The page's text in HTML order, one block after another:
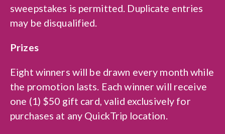
sweepstakes is permitted. Duplicate entries
may be disqualified.
Prizes
Eight winners will be drawn every month while
the promotion lasts. Each winner will receive
one (1) $50 gift card, valid exclusively for
purchases at any QuickTrip location.